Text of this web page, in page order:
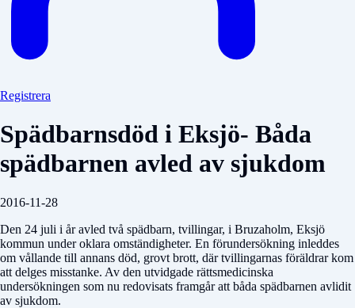
Registrera
Spädbarnsdöd i Eksjö- Båda
spädbarnen avled av sjukdom
2016-11-28
Den 24 juli i år avled två spädbarn, tvillingar, i Bruzaholm, Eksjö
kommun under oklara omständigheter. En förundersökning inleddes
om vållande till annans död, grovt brott, där tvillingarnas föräldrar kom
att delges misstanke. Av den utvidgade rättsmedicinska
undersökningen som nu redovisats framgår att båda spädbarnen avlidit
av sjukdom.